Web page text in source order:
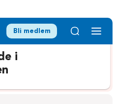
Bli medlem
i